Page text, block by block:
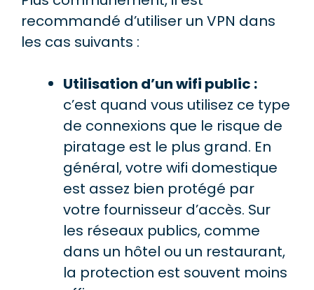
recommandé d’utiliser un VPN dans
les cas suivants :
Utilisation d’un wifi public :
c’est quand vous utilisez ce type
de connexions que le risque de
piratage est le plus grand. En
général, votre wifi domestique
est assez bien protégé par
votre fournisseur d’accès. Sur
les réseaux publics, comme
dans un hôtel ou un restaurant,
la protection est souvent moins